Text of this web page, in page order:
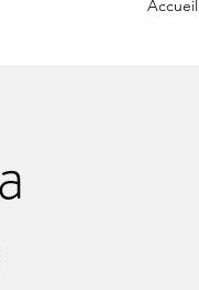
Accueil